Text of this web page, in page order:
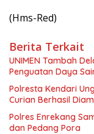
(Hms-Red)
Berita Terkait
UNIMEN Tambah
Penguatan Daya
Polresta Kendari
Curian Berhasil
Polres Enrekang
dan Pedang Pora